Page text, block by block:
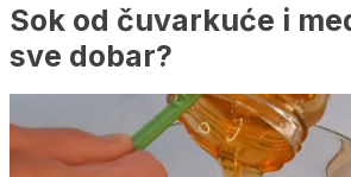
Sok od čuvarkuće i
sve dobar?